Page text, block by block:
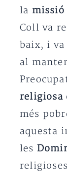
la missió
Coll va
baix, i va
al
religiosa
més
aquesta
les